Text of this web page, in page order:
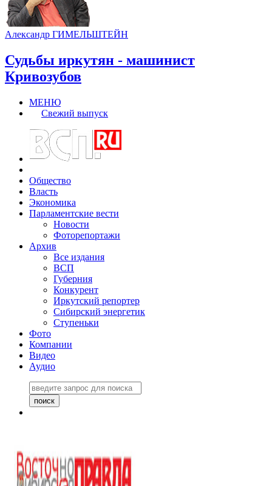
Александр ГИМЕЛЬШТЕЙН
Судьбы иркутян - машинист
Кривозубов
МЕНЮ
Свежий выпуск
Общество
Власть
Экономика
Парламентские вести
Новости
Фоторепортажи
Архив
Все издания
ВСП
Губерния
Конкурент
Иркутский репортер
Сибирский энергетик
Ступеньки
Фото
Компании
Видео
Аудио